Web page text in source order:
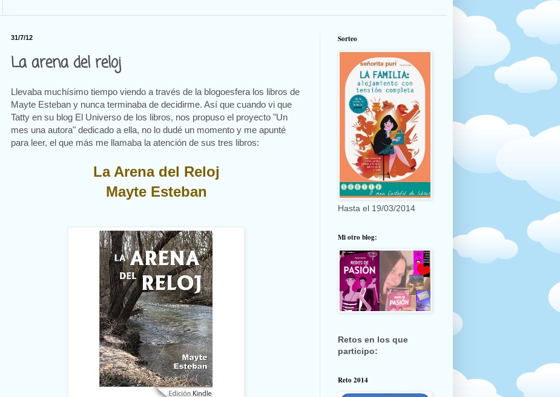
31/7/12
La arena del reloj
Llevaba muchísimo tiempo viendo a través de la blogoesfera los libros de
Mayte Esteban y nunca terminaba de decidirme. Así que cuando vi que
Tatty en su blog El Universo de los libros, nos propuso el proyecto "Un
mes una autora" dedicado a ella, no lo dudé un momento y me apunté
para leer, el que más me llamaba la atención de sus tres libros:
La Arena del Reloj
Mayte Esteban
Sorteo
Hasta el 19/03/2014
Mi otro blog:
Retos en los que
participo:
Reto 2014